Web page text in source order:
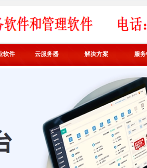
软件 云服务器 解决方案 服